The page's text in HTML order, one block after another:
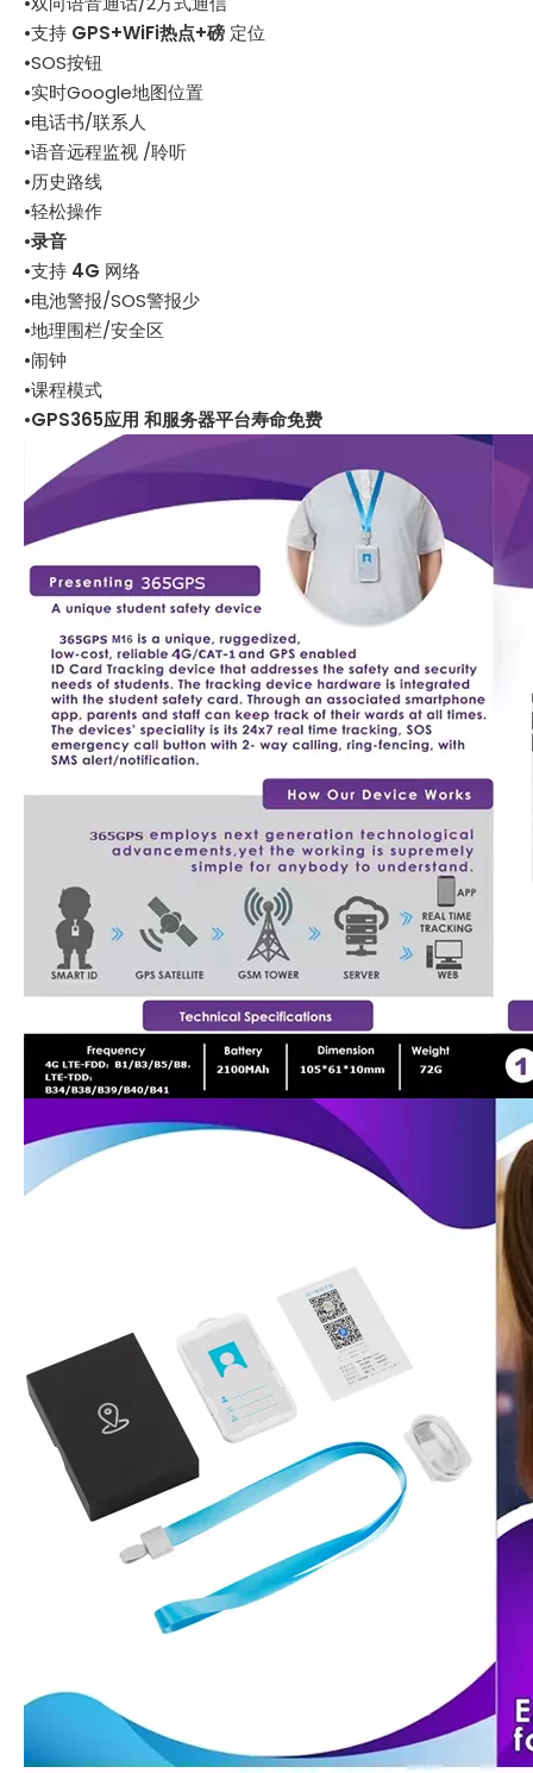
•支持 GPS+WiFi热点+磅 定位
•SOS按钮
•实时Google地图位置
•电话书/联系人
•语音远程监视 /聆听
•历史路线
•轻松操作
•录音
•支持 4G 网络
•电池警报/SOS警报少
•地理围栏/安全区
•闹钟
•课程模式
•GPS365应用 和服务器平台寿命免费